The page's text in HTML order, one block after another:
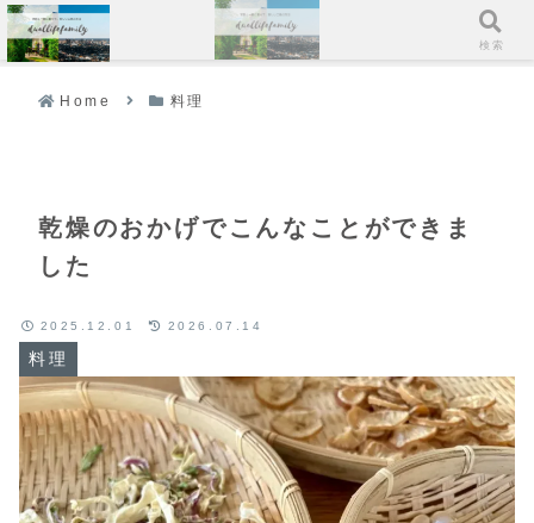
Home 料理
乾燥のおかげでこんなことができま
した
料理
2025.12.01 2026.07.14
メニュー 検索